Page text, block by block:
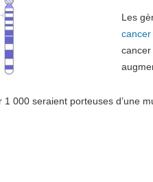
Les
cancer
cancer
000 seraient porteuses d’une